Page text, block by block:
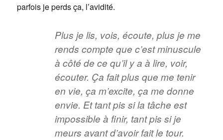
parfois je perds ça, l’avidité.
Plus je lis, vois, écoute, plus je me
rends compte que c’est minuscule
à côté de ce qu’il y a à lire, voir,
écouter. Ça fait plus que me tenir
en vie, ça m’excite, ça me donne
envie. Et tant pis si la tâche est
impossible à finir, tant pis si je
meurs avant d’avoir fait le tour.